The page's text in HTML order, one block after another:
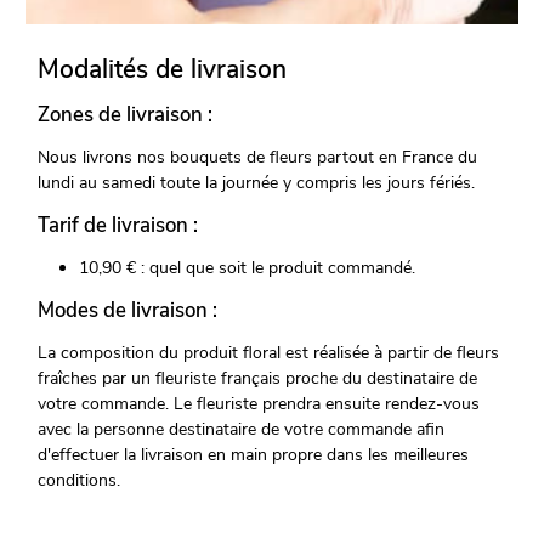
Modalités de livraison
Zones de livraison :
Nous livrons nos bouquets de fleurs partout en France du
lundi au samedi toute la journée y compris les jours fériés.
Tarif de livraison :
10,90 € : quel que soit le produit commandé.
Modes de livraison :
La composition du produit floral est réalisée à partir de fleurs
fraîches par un fleuriste français proche du destinataire de
votre commande. Le fleuriste prendra ensuite rendez-vous
avec la personne destinataire de votre commande afin
d'effectuer la livraison en main propre dans les meilleures
conditions.